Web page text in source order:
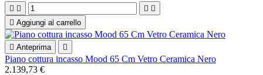
   
 Aggiungi al carrello
 Anteprima 
Piano cottura incasso Mood 65 Cm Vetro Ceramica Nero
2.139,73 €